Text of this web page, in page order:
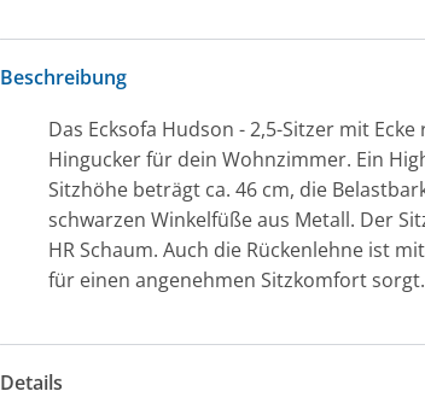
Beschreibung
Das Ecksofa Hudson - 2,5-Sitzer mit
Hingucker für dein Wohnzimmer. Ein
Sitzhöhe beträgt ca. 46 cm, die
schwarzen Winkelfüße aus Metall. Der
HR Schaum. Auch die Rückenlehne ist
für einen angenehmen Sitzkomfort sorgt.
Details